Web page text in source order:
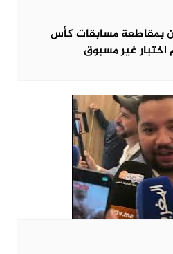
بمقاطعة مسابقات كأس
اختبار غير مسبوق